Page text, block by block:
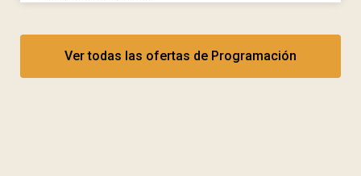
Ver todas las ofertas de Programación